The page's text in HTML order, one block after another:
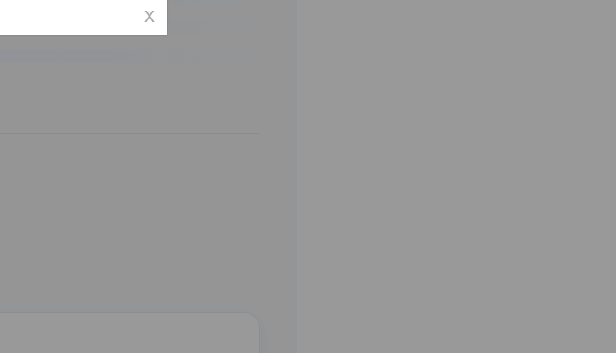
x